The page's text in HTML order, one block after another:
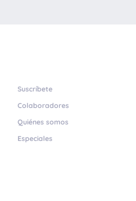
Suscríbete
Colaboradores
Quiénes somos
Especiales